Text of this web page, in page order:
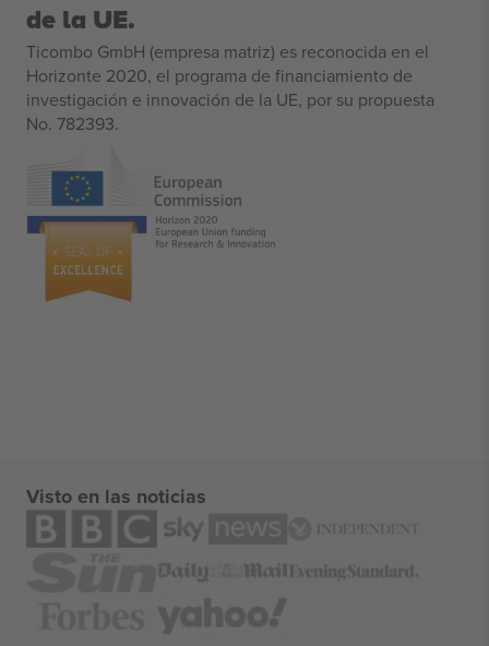
de la UE.
Ticombo GmbH (empresa matriz) es reconocida en el
Horizonte 2020, el programa de financiamiento de
investigación e innovación de la UE, por su propuesta
No. 782393.
Visto en las noticias